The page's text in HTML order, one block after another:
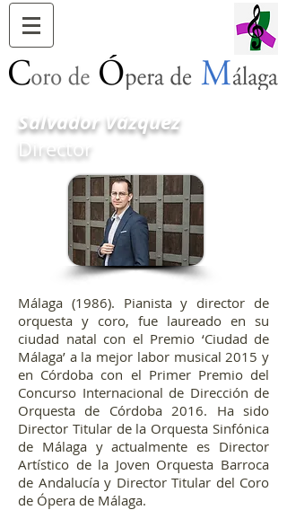
Salvador Vázquez
Director
Málaga (1986). Pianista y director de
orquesta y coro, fue laureado en su
ciudad natal con el Premio ‘Ciudad de
Málaga’ a la mejor labor musical 2015 y
en Córdoba con el Primer Premio del
Concurso Internacional de Dirección de
Orquesta de Córdoba 2016. Ha sido
Director Titular de la Orquesta Sinfónica
de Málaga y actualmente es Director
Artístico de la Joven Orquesta Barroca
de Andalucía y Director Titular del Coro
de Ópera de Málaga.